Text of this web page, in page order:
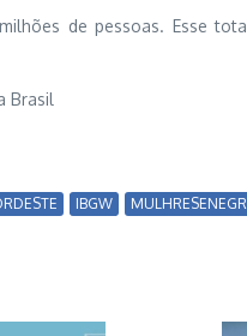
de pessoas. Esse
Brasil
IBGW